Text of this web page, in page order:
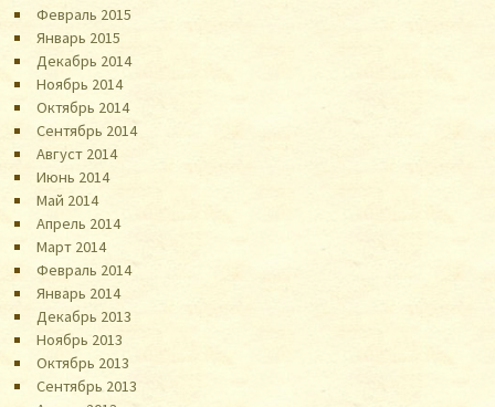
Февраль 2015
Январь 2015
Декабрь 2014
Ноябрь 2014
Октябрь 2014
Сентябрь 2014
Август 2014
Июнь 2014
Май 2014
Апрель 2014
Март 2014
Февраль 2014
Январь 2014
Декабрь 2013
Ноябрь 2013
Октябрь 2013
Сентябрь 2013